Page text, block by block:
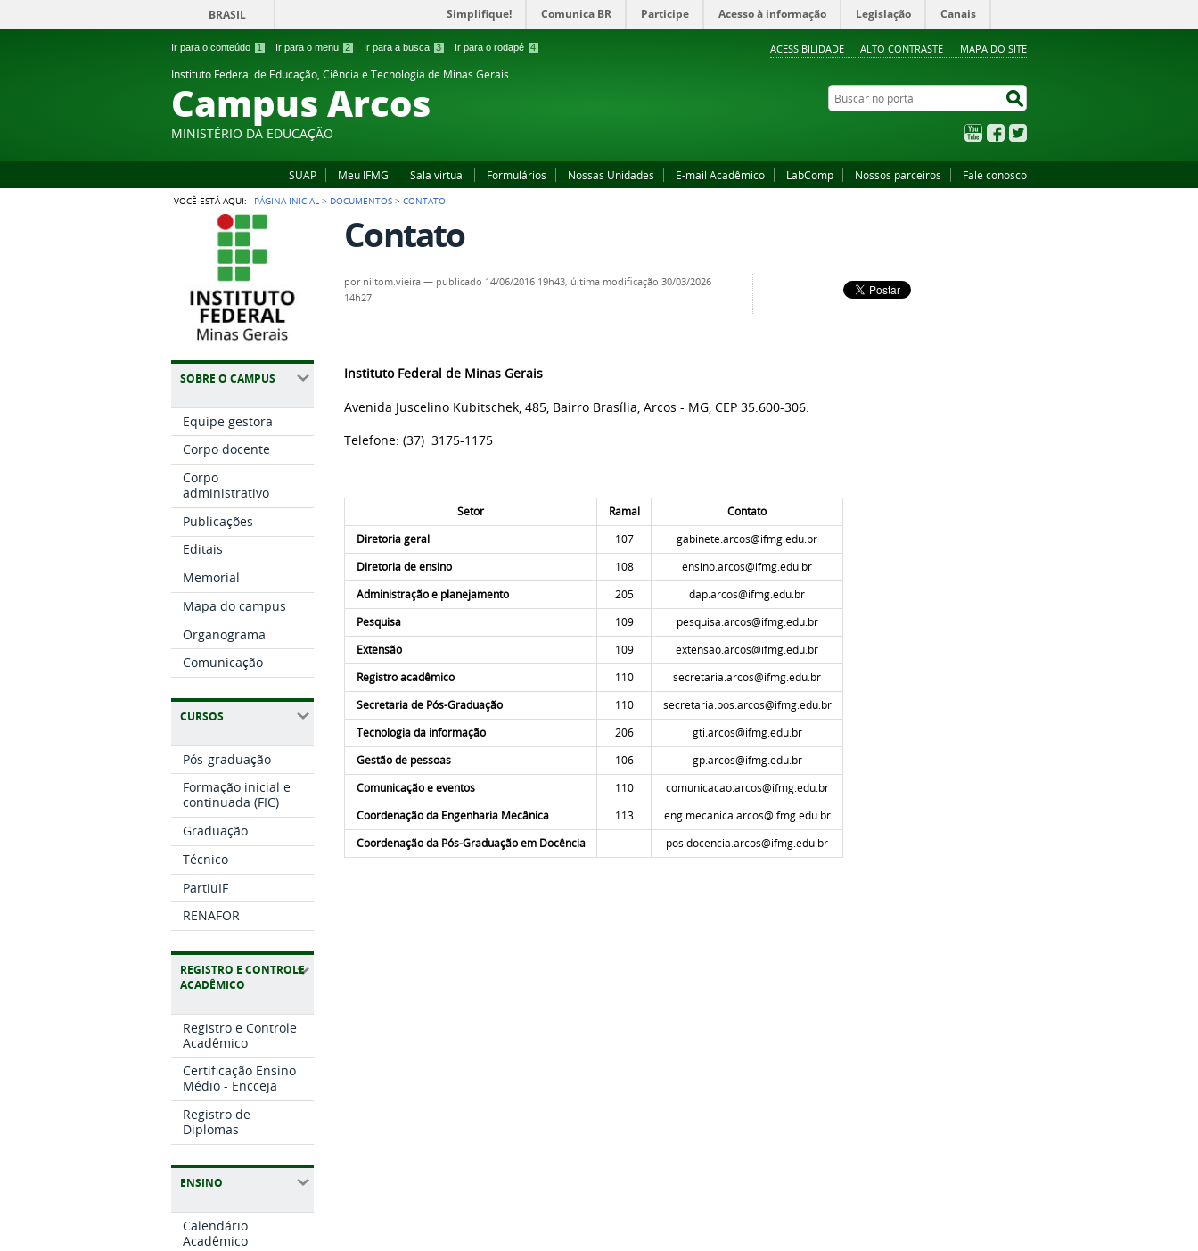
Ir para o conteúdo 1 Ir para o menu 2 Ir para a busca 3 Ir para o rodapé 4 ACESSIBILIDADE ALTO CONTRASTE MAPA DO SITE
BRASIL Simplifique! Comunica BR Participe Acesso à informação Legislação Canais
Instituto Federal de Educação, Ciência e Tecnologia de Minas Gerais
Campus Arcos
MINISTÉRIO DA EDUCAÇÃO
Buscar no portal
YouTubeFacebook
SUAP Meu IFMG Sala virtual Formulários Nossas Unidades E-mail Acadêmico LabComp Nossos parceiros Fale conosco
VOCÊ ESTÁ AQUI: PÁGINA INICIAL > DOCUMENTOS >CONTATO
SOBRE O CAMPUS
Equipe gestora
Corpo docente
Corpo
administrativo
Publicações
Editais
Memorial
Mapa do campus
Organograma
Comunicação
CURSOS
Pós-graduação
Formação inicial e
continuada (FIC)
Graduação
Técnico
PartiuIF
RENAFOR
REGISTRO E CONTROLE
ACADÊMICO
Registro e Controle
Acadêmico
Certificação Ensino
Médio - Encceja
Registro de
Diplomas
ENSINO
Calendário
Acadêmico
Contato
por niltom.vieira — publicado 14/06/2016 19h43, última modificação 30/03/2026
14h27
Instituto Federal de Minas Gerais
Avenida Juscelino Kubitschek, 485, Bairro Brasília, Arcos - MG, CEP 35.600-306.
Telefone: (37) 3175-1175
Setor Ramal
Contato
Diretoria geral
107
gabinete.arcos@ifmg.edu.br
Diretoria de ensino
108
ensino.arcos@ifmg.edu.br
Administração e planejamento
205
dap.arcos@ifmg.edu.br
Pesquisa
109
pesquisa.arcos@ifmg.edu.br
Extensão
109
extensao.arcos@ifmg.edu.br
Registro acadêmico
110
secretaria.arcos@ifmg.edu.br
Secretaria de Pós-Graduação
110
secretaria.pos.arcos@ifmg.edu.br
Tecnologia da informação
206
gti.arcos@ifmg.edu.br
Gestão de pessoas
106
gp.arcos@ifmg.edu.br
Comunicação e eventos
110
comunicacao.arcos@ifmg.edu.br
Coordenação da Engenharia Mecânica
113
eng.mecanica.arcos@ifmg.edu.br
Coordenação da Pós-Graduação em Docência
pos.docencia.arcos@ifmg.edu.br